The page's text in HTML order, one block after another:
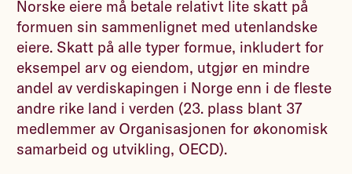
Norske eiere må betale relativt lite skatt på
formuen sin sammenlignet med utenlandske
eiere. Skatt på alle typer formue, inkludert for
eksempel arv og eiendom, utgjør en mindre
andel av verdiskapingen i Norge enn i de fleste
andre rike land i verden (23. plass blant 37
medlemmer av Organisasjonen for økonomisk
samarbeid og utvikling, OECD).